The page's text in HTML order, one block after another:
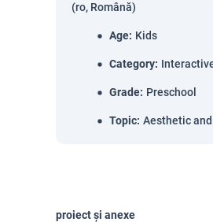
(ro, Română)
Age: Kids
Category:
Grade: Preschool
Topic: Aesthetic
proiect și anexe